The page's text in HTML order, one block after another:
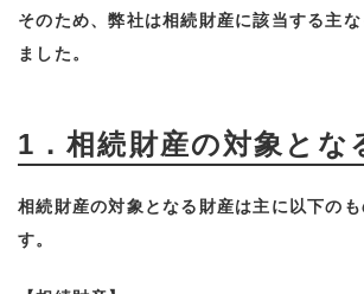
そのため、弊社は相続財産に該当する主
ました。
1．相続財産の対象とな
相続財産の対象となる財産は主に以下の
す。